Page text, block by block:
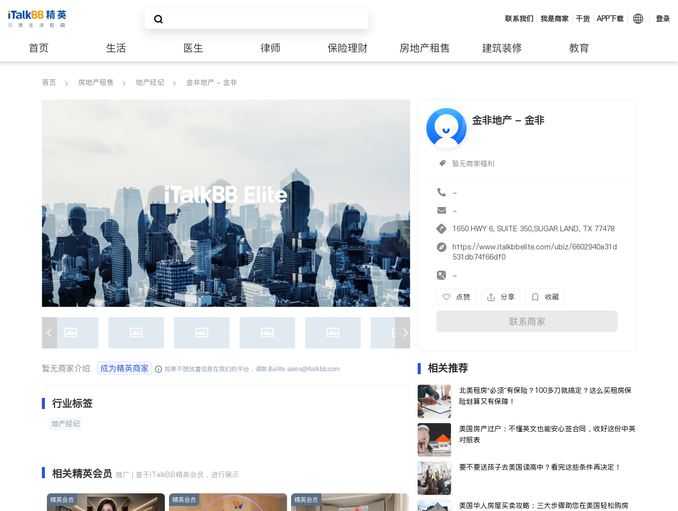
联系我们 我是商家 干货 APP下载 登录
首页 生活 医生 律师 保险理财 房地产租售 建筑装修 教育
养老 非盈利组织
首页 房地产租售 地产经纪 金非地产 - 金非
金非地产 - 金非
暂无商家福利
-
-
1650 HWY 6, SUITE 350,SUGAR LAND, TX 77478
https://www.italkbbelite.com/ubiz/6602940a31d
531db74f66df0
-
点赞 分享 收藏
联系商家
暂无商家介绍 成为精英商家 如果不想放置信息在我们的平台，请联系elite.sales@italkbb.com
行业标签
地产经纪
相关精英会员 推广 | 基于iTalkBB精英会员，进行展示
精英会员 精英会员 精英会员
相关推荐
北美租房“必须”有保险？100多刀就搞定？这么买租房保
险划算又有保障！
美国房产过户：不懂英文也能安心签合同，收好这份中英
对照表
要不要送孩子去美国读高中？看完这些条件再决定！
美国华人房屋买卖攻略：三大步骤助您在美国轻松购房